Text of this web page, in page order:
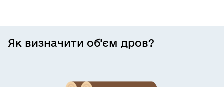
Як визначити об’єм дров?